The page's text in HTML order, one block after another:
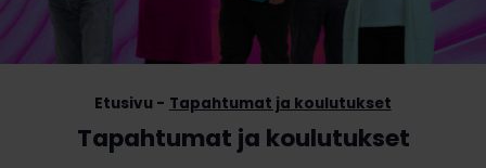
Tapahtumat ja koulutukset
Etusivu Tapahtumat ja koulutukset